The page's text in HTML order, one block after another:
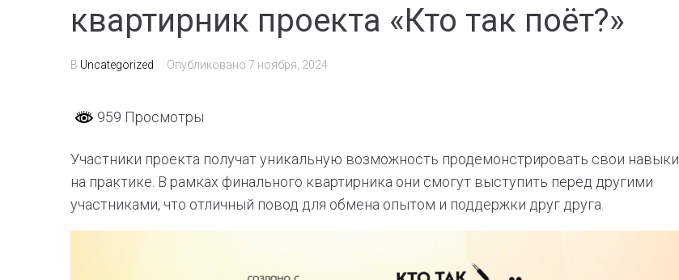
квартирник проекта «Кто так поëт?»
В Uncategorized Опубликовано 7 ноября, 2024
959 Просмотры
Участники проекта получат уникальную возможность продемонстрировать свои навыки
на практике. В рамках финального квартирника они смогут выступить перед другими
участниками, что отличный повод для обмена опытом и поддержки друг друга.